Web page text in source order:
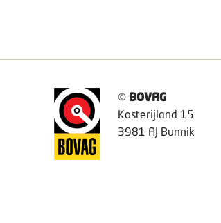
© BOVAG
Kosterijland 15
3981 AJ Bunnik